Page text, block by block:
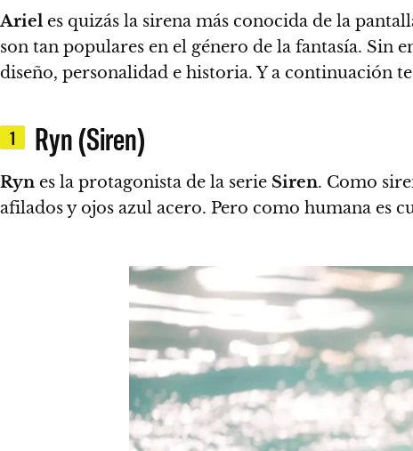
Ariel es quizás la sirena más conocida de la
son tan populares en el género de la fantasía. Sin
diseño, personalidad e historia. Y a continuación
1 Ryn (Siren)
Ryn es la protagonista de la serie Siren. Como
afilados y ojos azul acero. Pero como humana es